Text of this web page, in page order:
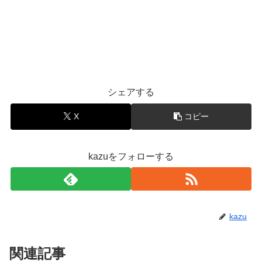
シェアする
X コピー
kazuをフォローする
kazu
関連記事